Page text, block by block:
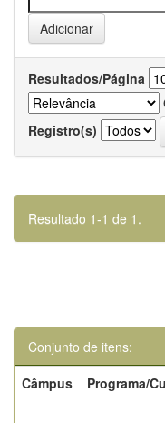
Resultados/Página
Registro(s)
Resultado 1-1 de 1.
Conjunto de itens:
Câmpus
Programa/